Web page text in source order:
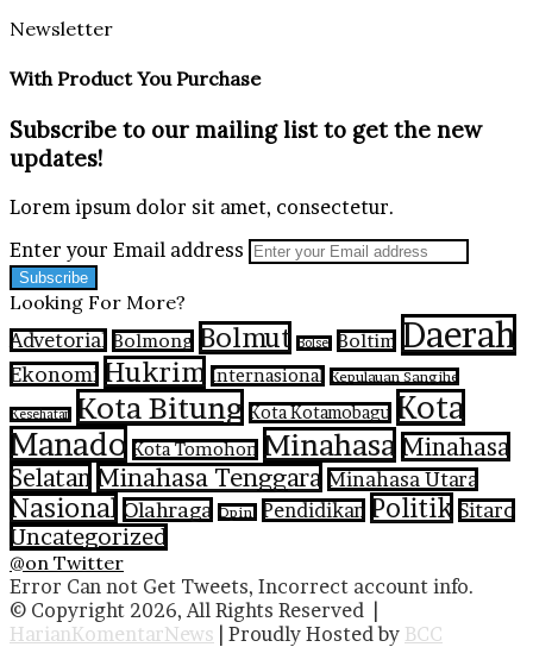
Newsletter
With Product You Purchase
Subscribe to our mailing list to get the new
updates!
Lorem ipsum dolor sit amet, consectetur.
Enter your Email address
Looking For More?
Advetorial Bolmong Bolmut Bolsel Boltim Daerah
Ekonomi Hukrim Internasional Kepulauan Sangihe
Kesehatan Kota Bitung Kota Kotamobagu Kota
Manado Kota Tomohon Minahasa Minahasa
Selatan Minahasa Tenggara Minahasa Utara
Nasional Olahraga Opini Pendidikan Politik Sitaro
Uncategorized
@on Twitter
Error Can not Get Tweets, Incorrect account info.
© Copyright 2026, All Rights Reserved |
HarianKomentarNews | Proudly Hosted by BCC